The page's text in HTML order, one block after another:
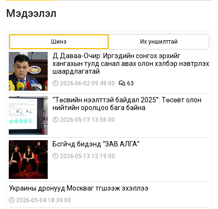
Мэдээлэл
Шинэ Их уншилттай
Д.Даваа-Очир: Иргэдийн сонгох эрхийг
хангахын тулд санал авах олон хэлбэр нэвтрүүлэх
шаардлагатай
2026-06-02 09:49:00 63
“Төсвийн нээлттэй байдал 2025”: Төсөвт олон
нийтийн оролцоо бага байна
2026-05-13 13:56:00
Бүсгүйчүүд бидэнд “ЗАВ АЛГА”
2026-05-13 12:19:00
Украины дронууд Москваг түгшээж эхэллээ
2026-05-04 18:39:00